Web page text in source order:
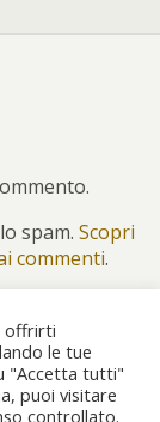
spam. Scopri
commenti.
offrirti
le tue
"Accetta tutti"
puoi visitare
controllato.